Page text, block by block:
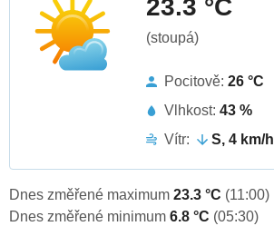
23.3 °C
(stoupá)
Pocitově: 26 °C
Vlhkost: 43 %
Vítr:
S, 4 km/h
Dnes změřené maximum 23.3 °C (11:00)
Dnes změřené minimum 6.8 °C (05:30)